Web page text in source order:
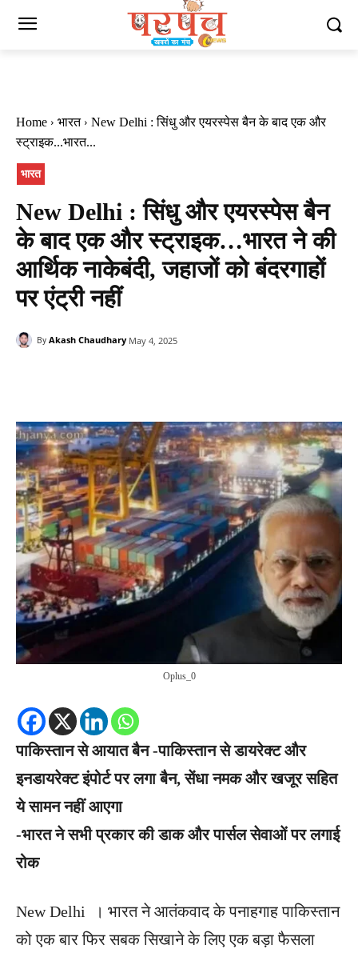
Home भारत
New Delhi : सिंधु और एयरस्पेस बैन के बाद एक और
स्ट्राइक...भारत...
भारत
New Delhi : सिंधु और एयरस्पेस बैन
के बाद एक और स्ट्राइक…भारत ने की
आर्थिक नाकेबंदी, जहाजों को बंदरगाहों
पर एंट्री नहीं
By Akash Chaudhary May 4, 2025
Oplus_0
पाकिस्तान से आयात बैन -पाकिस्तान से डायरेक्ट और
इनडायरेक्ट इंपोर्ट पर लगा बैन, सेंधा नमक और खजूर सहित
ये सामन नहीं आएगा
-भारत ने सभी प्रकार की डाक और पार्सल सेवाओं पर लगाई
रोक
New Delhi । भारत ने आतंकवाद के पनाहगाह पाकिस्तान
को एक बार फिर सबक सिखाने के लिए एक बड़ा फैसला